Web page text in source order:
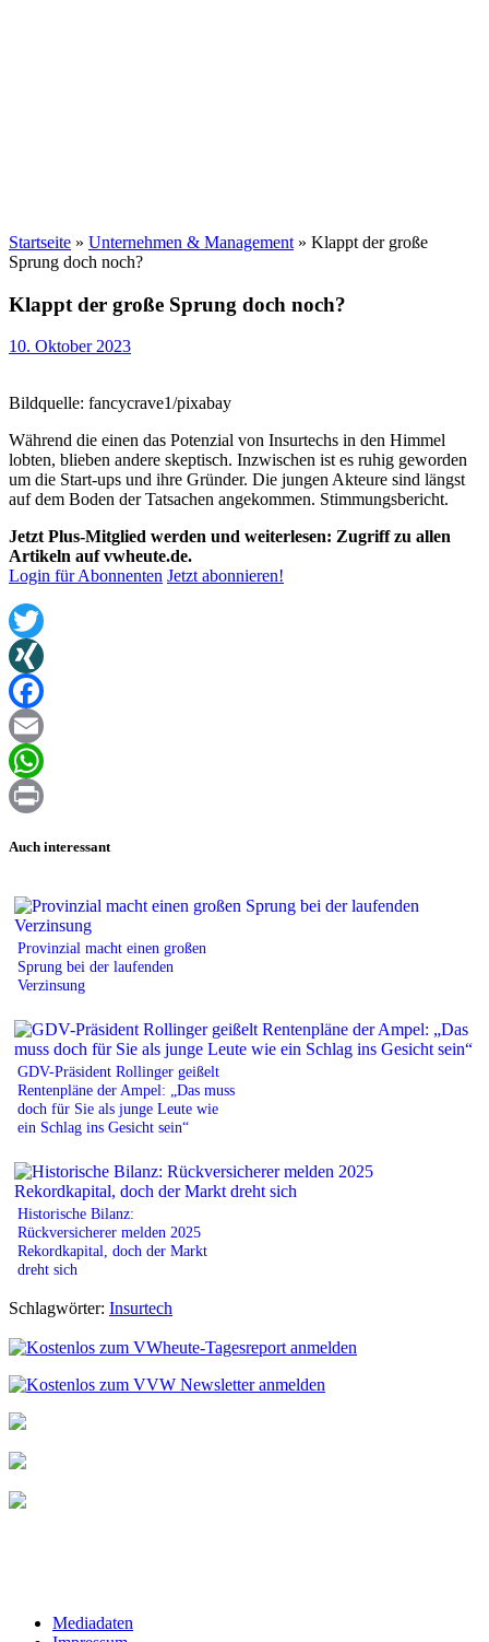
Startseite » Unternehmen & Management » Klappt der große
Sprung doch noch?
Klappt der große Sprung doch noch?
10. Oktober 2023
Bildquelle: fancycrave1/pixabay
Während die einen das Potenzial von Insurtechs in den Himmel
lobten, blieben andere skeptisch. Inzwischen ist es ruhig geworden
um die Start-ups und ihre Gründer. Die jungen Akteure sind längst
auf dem Boden der Tatsachen angekommen. Stimmungsbericht.
Jetzt Plus-Mitglied werden und weiterlesen: Zugriff zu allen
Artikeln auf vwheute.de.
Login für Abonnenten Jetzt abonnieren!
Twitter
XING
Facebook
Email
WhatsApp
Auch interessant
Provinzial macht einen großen
Sprung bei der laufenden
Verzinsung
GDV-Präsident Rollinger geißelt
Rentenpläne der Ampel: „Das muss
doch für Sie als junge Leute wie
ein Schlag ins Gesicht sein“
Historische Bilanz:
Rückversicherer melden 2025
Rekordkapital, doch der Markt
dreht sich
Schlagwörter: Insurtech
Mediadaten